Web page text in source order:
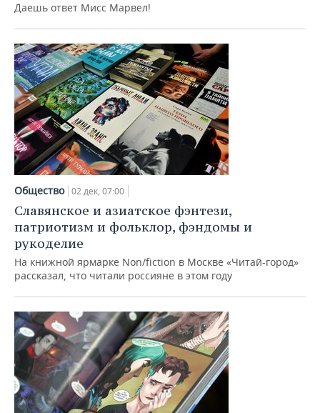
Даешь ответ Мисс Марвел!
Общество 02 дек, 07:00
Славянское и азиатское фэнтези,
патриотизм и фольклор, фэндомы и
рукоделие
На книжной ярмарке Non/fiction в Москве «Читай-город»
рассказал, что читали россияне в этом году